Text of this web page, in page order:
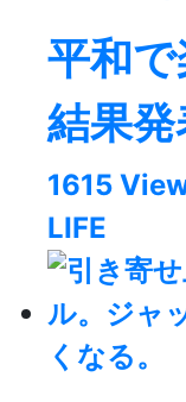
平和
結果発
1615
LIFE